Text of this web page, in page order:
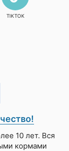
TIKTOK
10 лет. Вся
кормами